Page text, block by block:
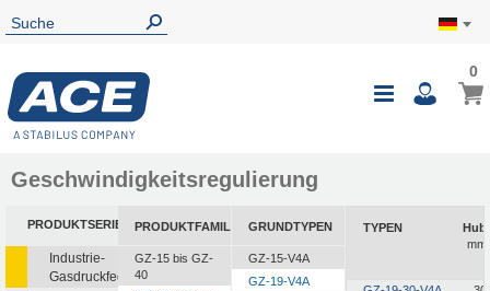
0
Geschwindigkeitsregulierung
PRODUKTSERIEN
Industrie-
Gasdruckfedern
PRODUKTFAMILIEN
GZ-15 bis GZ-
40
GRUNDTYPEN
GZ-15-V4A
GZ-19-V4A
TYPEN
Hub
mm